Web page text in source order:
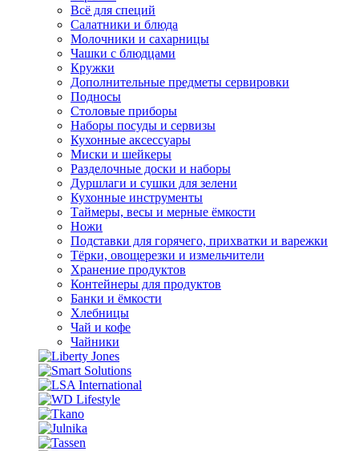
Всё для специй
Салатники и блюда
Молочники и сахарницы
Чашки с блюдцами
Кружки
Дополнительные предметы сервировки
Подносы
Столовые приборы
Наборы посуды и сервизы
Кухонные аксессуары
Миски и шейкеры
Разделочные доски и наборы
Дуршлаги и сушки для зелени
Кухонные инструменты
Таймеры, весы и мерные ёмкости
Ножи
Подставки для горячего, прихватки и варежки
Тёрки, овощерезки и измельчители
Хранение продуктов
Контейнеры для продуктов
Банки и ёмкости
Хлебницы
Чай и кофе
Чайники